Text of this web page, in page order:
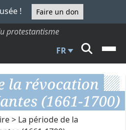
! Faire un don
protestantisme
FR
la révocation
(1661-1700)
> La période de la